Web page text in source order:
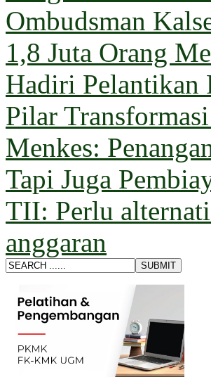
Ombudsman
1,8 Juta Orang
Hadiri Pelantikan
Pilar
Menkes:
Tapi Juga
TII: Perlu
anggaran